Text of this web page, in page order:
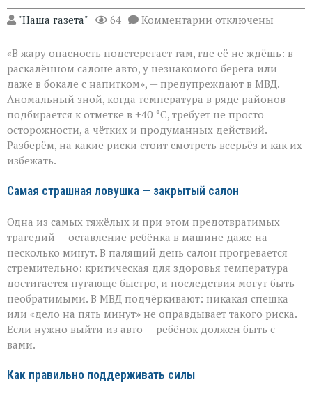
"Наша газета" 64 Комментарии к
записи
не
прощает
легкомыслия»:
МВД — о
том,
как
уберечь
себя
и
отключены
«В жару опасность подстерегает там, где её не ждёшь: в
раскалённом салоне авто, у незнакомого берега или
даже в бокале с напитком», — предупреждают в МВД.
Аномальный зной, когда температура в ряде районов
подбирается к отметке в +40 °C, требует не просто
осторожности, а чётких и продуманных действий.
Разберём, на какие риски стоит смотреть всерьёз и как их
избежать.
Самая страшная ловушка — закрытый салон
Одна из самых тяжёлых и при этом предотвратимых
трагедий — оставление ребёнка в машине даже на
несколько минут. В палящий день салон прогревается
стремительно: критическая для здоровья температура
достигается пугающе быстро, и последствия могут быть
необратимыми. В МВД подчёркивают: никакая спешка
или «дело на пять минут» не оправдывает такого риска.
Если нужно выйти из авто — ребёнок должен быть с
вами.
Как правильно поддерживать силы